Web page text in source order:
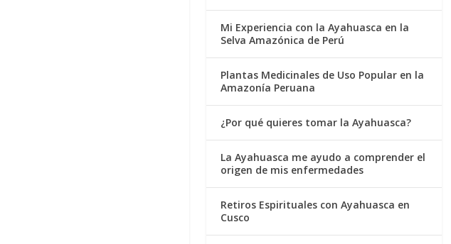
Mi Experiencia con la Ayahuasca en la
Selva Amazónica de Perú
Plantas Medicinales de Uso Popular en la
Amazonía Peruana
¿Por qué quieres tomar la Ayahuasca?
La Ayahuasca me ayudo a comprender el
origen de mis enfermedades
Retiros Espirituales con Ayahuasca en
Cusco